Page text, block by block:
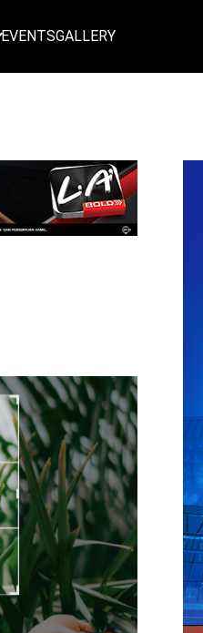
EVENTSGALLERY